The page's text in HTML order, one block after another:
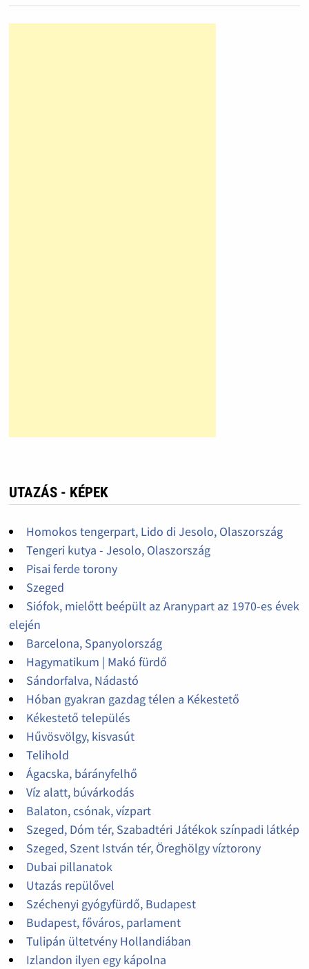
UTAZÁS - KÉPEK
Homokos tengerpart, Lido di Jesolo, Olaszország
Tengeri kutya - Jesolo, Olaszország
Pisai ferde torony
Szeged
Siófok, mielőtt beépült az Aranypart az 1970-es évek
elején
Barcelona, Spanyolország
Hagymatikum | Makó fürdő
Sándorfalva, Nádastó
Hóban gyakran gazdag télen a Kékestető
Kékestető település
Hűvösvölgy, kisvasút
Telihold
Ágacska, bárányfelhő
Víz alatt, búvárkodás
Balaton, csónak, vízpart
Szeged, Dóm tér, Szabadtéri Játékok színpadi látkép
Szeged, Szent István tér, Öreghölgy víztorony
Dubai pillanatok
Utazás repülővel
Széchenyi gyógyfürdő, Budapest
Budapest, főváros, parlament
Tulipán ültetvény Hollandiában
Izlandon ilyen egy kápolna